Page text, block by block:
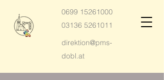
0699 15261000
03136 5261011
direktion@pms-
dobl.at